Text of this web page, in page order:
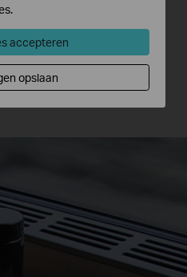
en het elegante,
ervoor dat de
is voor op
buitenactiviteiten of
accepteren
opslaan